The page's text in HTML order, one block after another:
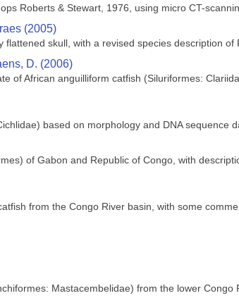
Roberts & Stewart, 1976, using micro CT-
(2005)
skull, with a revised species description of
D. (2006)
of African anguilliform catfish (Siluriformes:
based on morphology and DNA sequence
of Gabon and Republic of Congo, with
from the Congo River basin, with some
Mastacembelidae) from the lower Congo